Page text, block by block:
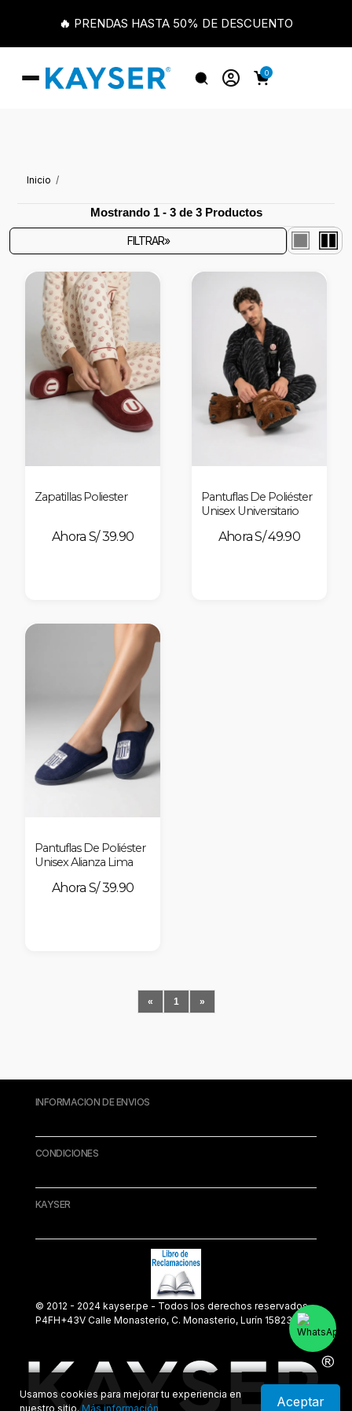
🔥 PRENDAS HASTA 50% DE DESCUENTO
Usamos cookies para mejorar tu experiencia en
nuestro sitio.Más información Aceptar
0
Inicio
Mostrando 1 - 3 de 3 Productos
FILTRAR»
Zapatillas Poliester
S/ 39.90
Pantuflas De Poliéster
Unisex Universitario
S/ 49.90
Pantuflas De Poliéster
Unisex Alianza Lima
S/ 39.90
« 1 »
INFORMACION DE ENVIOS
CONDICIONES
KAYSER
© 2012 - 2024 kayser.pe - Todos los derechos reservados.
P4FH+43V Calle Monasterio, C. Monasterio, Lurín 15823